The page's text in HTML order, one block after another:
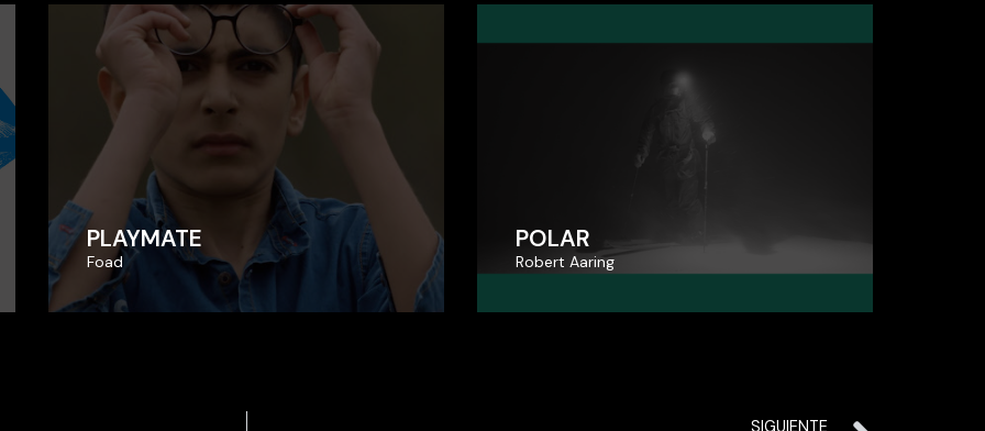
PLAYMATE
Foad
PLAYMATE
Foad
POLAR
Robert Aaring
POLAR
Robert Aaring
SIGUIENTE